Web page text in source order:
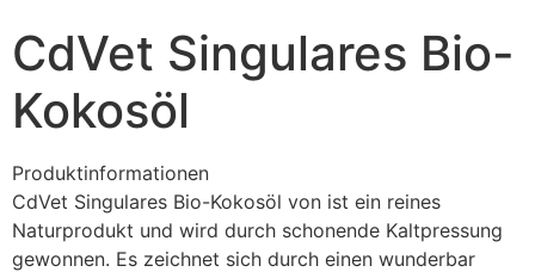
CdVet Singulares Bio-
Kokosöl
Produktinformationen
CdVet Singulares Bio-Kokosöl von ist ein reines
Naturprodukt und wird durch schonende Kaltpressung
gewonnen. Es zeichnet sich durch einen wunderbar